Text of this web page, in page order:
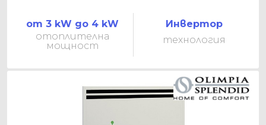
от 3 kW до 4 kW
отоплителна
мощност
Инвертор
технология